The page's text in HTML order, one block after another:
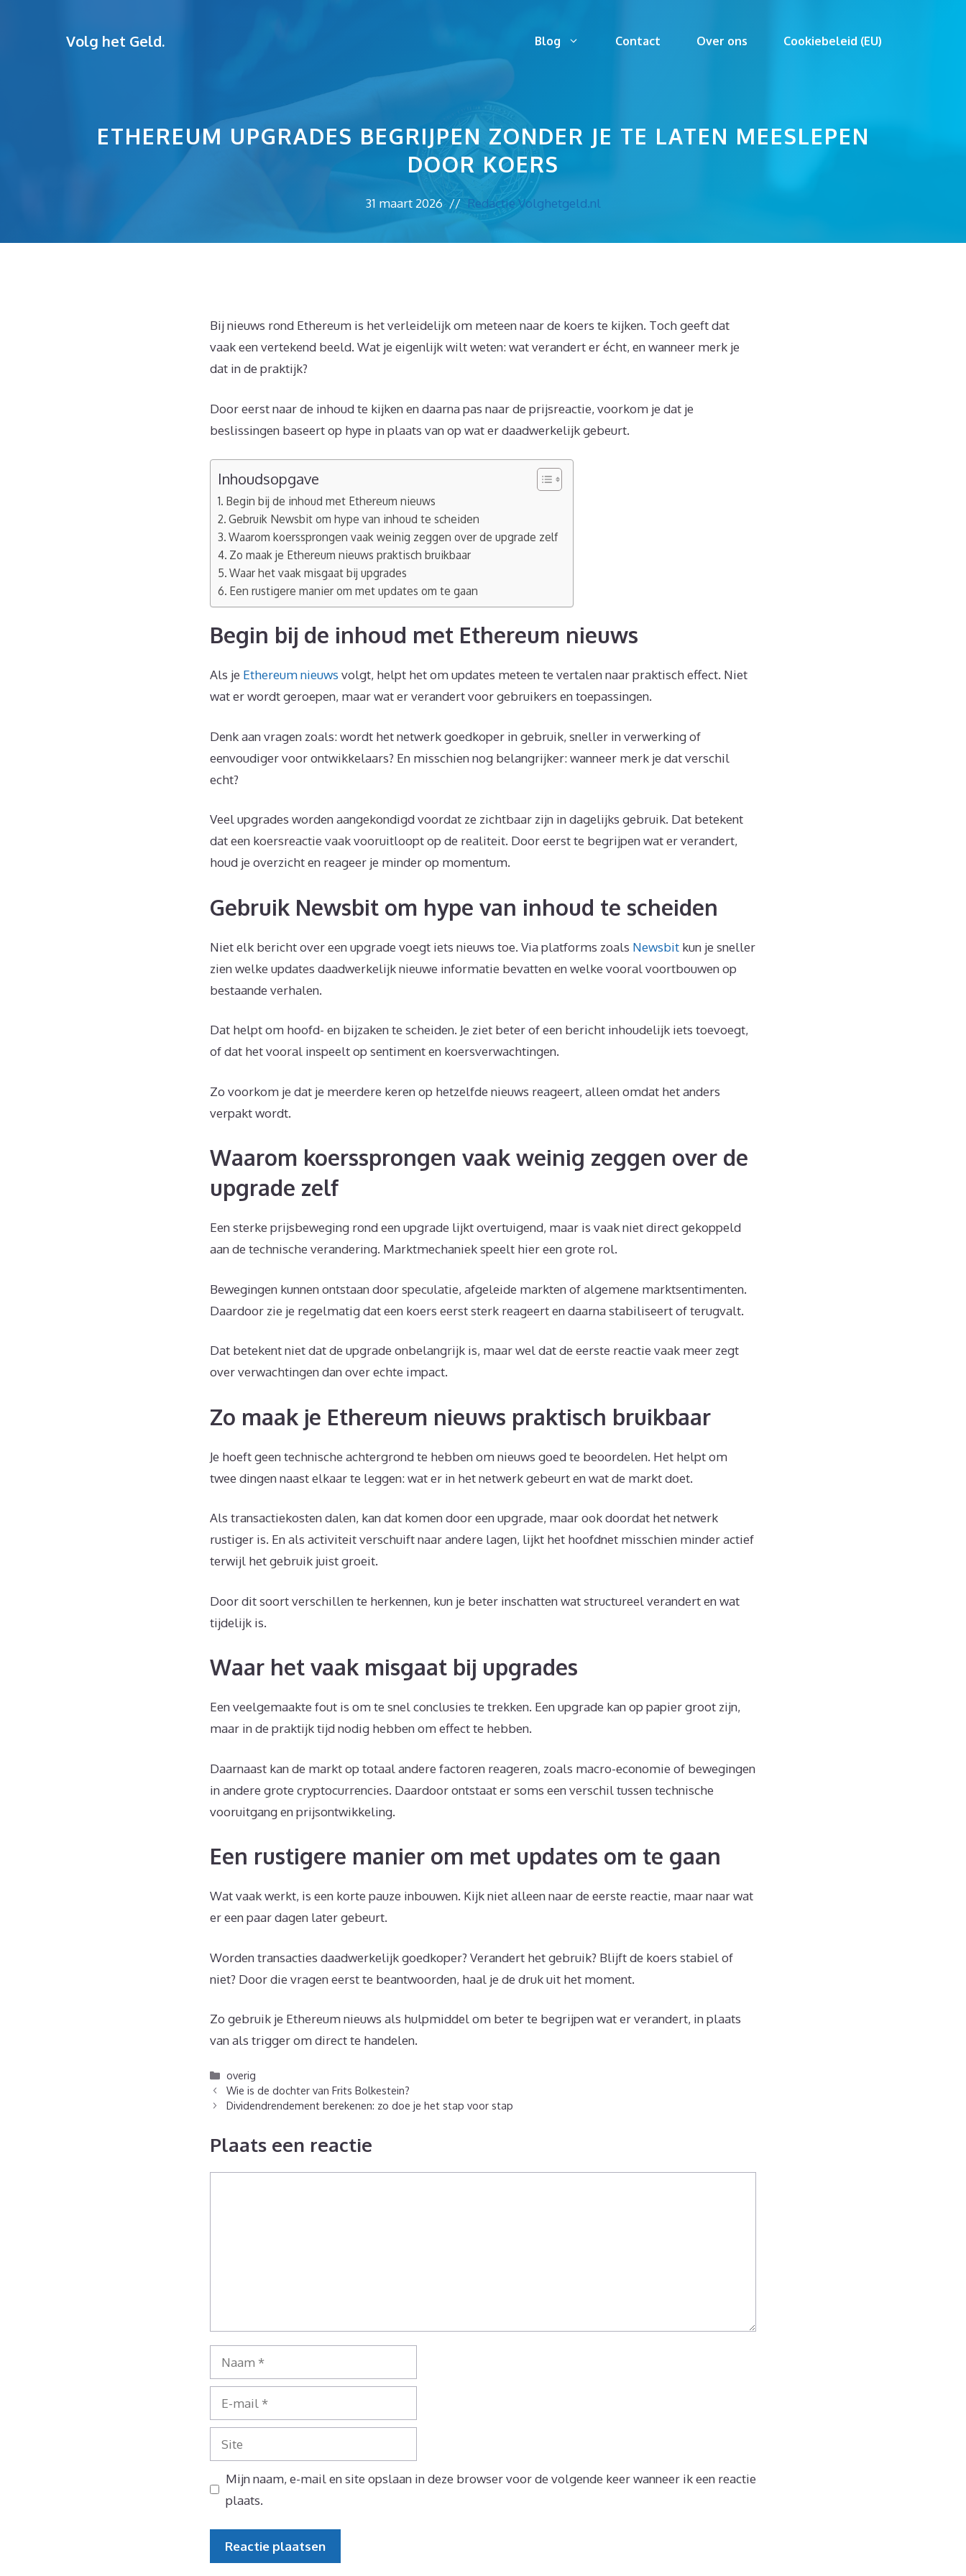
Volg het Geld. Blog Contact Over ons Cookiebeleid (EU)
ETHEREUM UPGRADES BEGRIJPEN ZONDER JE TE LATEN MEESLEPEN
DOOR KOERS
31 maart 2026 // Redactie Volghetgeld.nl
Bij nieuws rond Ethereum is het verleidelijk om meteen naar de koers te kijken. Toch geeft dat
vaak een vertekend beeld. Wat je eigenlijk wilt weten: wat verandert er écht, en wanneer merk je
dat in de praktijk?
Door eerst naar de inhoud te kijken en daarna pas naar de prijsreactie, voorkom je dat je
beslissingen baseert op hype in plaats van op wat er daadwerkelijk gebeurt.
Inhoudsopgave
Begin bij de inhoud met Ethereum nieuws
Gebruik Newsbit om hype van inhoud te scheiden
Waarom koerssprongen vaak weinig zeggen over de upgrade zelf
Zo maak je Ethereum nieuws praktisch bruikbaar
Waar het vaak misgaat bij upgrades
Een rustigere manier om met updates om te gaan
Begin bij de inhoud met Ethereum nieuws
Als je Ethereum nieuws volgt, helpt het om updates meteen te vertalen naar praktisch effect. Niet
wat er wordt geroepen, maar wat er verandert voor gebruikers en toepassingen.
Denk aan vragen zoals: wordt het netwerk goedkoper in gebruik, sneller in verwerking of
eenvoudiger voor ontwikkelaars? En misschien nog belangrijker: wanneer merk je dat verschil
echt?
Veel upgrades worden aangekondigd voordat ze zichtbaar zijn in dagelijks gebruik. Dat betekent
dat een koersreactie vaak vooruitloopt op de realiteit. Door eerst te begrijpen wat er verandert,
houd je overzicht en reageer je minder op momentum.
Gebruik Newsbit om hype van inhoud te scheiden
Niet elk bericht over een upgrade voegt iets nieuws toe. Via platforms zoals Newsbit kun je sneller
zien welke updates daadwerkelijk nieuwe informatie bevatten en welke vooral voortbouwen op
bestaande verhalen.
Dat helpt om hoofd- en bijzaken te scheiden. Je ziet beter of een bericht inhoudelijk iets toevoegt,
of dat het vooral inspeelt op sentiment en koersverwachtingen.
Zo voorkom je dat je meerdere keren op hetzelfde nieuws reageert, alleen omdat het anders
verpakt wordt.
Waarom koerssprongen vaak weinig zeggen over de
upgrade zelf
Een sterke prijsbeweging rond een upgrade lijkt overtuigend, maar is vaak niet direct gekoppeld
aan de technische verandering. Marktmechaniek speelt hier een grote rol.
Bewegingen kunnen ontstaan door speculatie, afgeleide markten of algemene marktsentimenten.
Daardoor zie je regelmatig dat een koers eerst sterk reageert en daarna stabiliseert of terugvalt.
Dat betekent niet dat de upgrade onbelangrijk is, maar wel dat de eerste reactie vaak meer zegt
over verwachtingen dan over echte impact.
Zo maak je Ethereum nieuws praktisch bruikbaar
Je hoeft geen technische achtergrond te hebben om nieuws goed te beoordelen. Het helpt om
twee dingen naast elkaar te leggen: wat er in het netwerk gebeurt en wat de markt doet.
Als transactiekosten dalen, kan dat komen door een upgrade, maar ook doordat het netwerk
rustiger is. En als activiteit verschuift naar andere lagen, lijkt het hoofdnet misschien minder actief
terwijl het gebruik juist groeit.
Door dit soort verschillen te herkennen, kun je beter inschatten wat structureel verandert en wat
tijdelijk is.
Waar het vaak misgaat bij upgrades
Een veelgemaakte fout is om te snel conclusies te trekken. Een upgrade kan op papier groot zijn,
maar in de praktijk tijd nodig hebben om effect te hebben.
Daarnaast kan de markt op totaal andere factoren reageren, zoals macro-economie of bewegingen
in andere grote cryptocurrencies. Daardoor ontstaat er soms een verschil tussen technische
vooruitgang en prijsontwikkeling.
Een rustigere manier om met updates om te gaan
Wat vaak werkt, is een korte pauze inbouwen. Kijk niet alleen naar de eerste reactie, maar naar wat
er een paar dagen later gebeurt.
Worden transacties daadwerkelijk goedkoper? Verandert het gebruik? Blijft de koers stabiel of
niet? Door die vragen eerst te beantwoorden, haal je de druk uit het moment.
Zo gebruik je Ethereum nieuws als hulpmiddel om beter te begrijpen wat er verandert, in plaats
van als trigger om direct te handelen.
Categorieën
overig
Wie is de dochter van Frits Bolkestein?
Dividendrendement berekenen: zo doe je het stap voor stap
Plaats een reactie
Naam
mail
Site
Mijn naam, e-mail en site opslaan in deze browser voor de volgende keer wanneer ik een reactie
plaats.